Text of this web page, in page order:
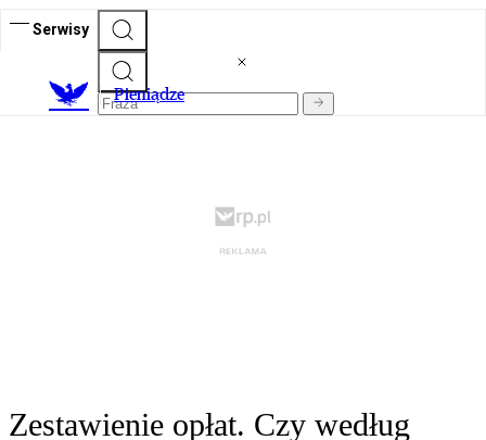
Serwisy
Pieniądze
Zestawienie opłat. Czy według